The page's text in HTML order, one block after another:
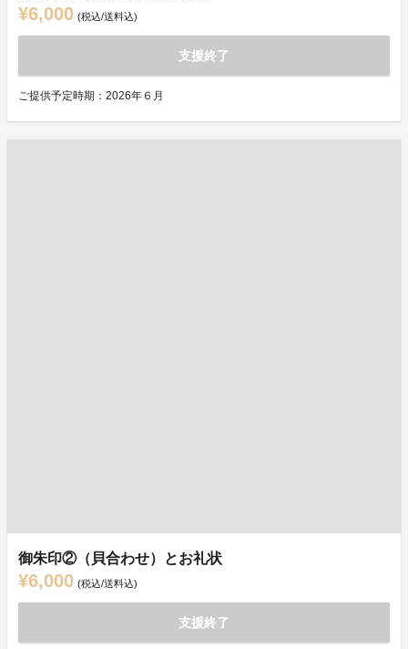
¥6,000 (税込/送料込)
支援終了
ご提供予定時期：2026年６月
御朱印②（貝合わせ）とお礼状
¥6,000 (税込/送料込)
支援終了